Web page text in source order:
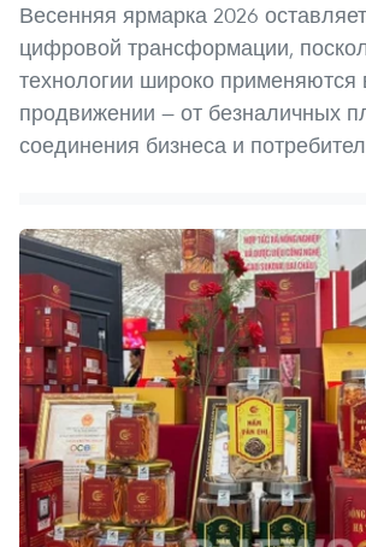
Весенняя ярмарка 2026
цифровой трансформации,
технологии широко применяются
продвижении — от безналичных
соединения бизнеса и